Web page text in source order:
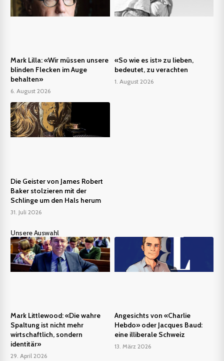
Mark Lilla: «Wir müssen unsere
blinden Flecken im Auge
behalten»
6. August 2026
«So wie es ist» zu lieben,
bedeutet, zu verachten
1. August 2026
Die Geister von James Robert
Baker stolzieren mit der
Schlinge um den Hals herum
31. Juli 2026
Unsere Auswahl
Mark Littlewood: «Die wahre
Spaltung ist nicht mehr
wirtschaftlich, sondern
identitär»
29. April 2026
Angesichts von «Charlie
Hebdo» oder Jacques Baud:
eine illiberale Schweiz
13. März 2026